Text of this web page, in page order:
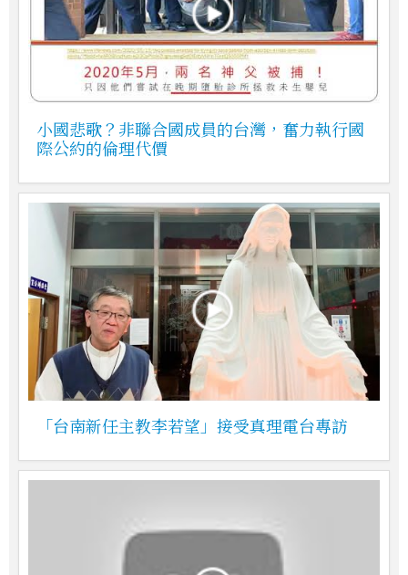
小國悲歌？非聯合國成員的台灣，奮力執行國
際公約的倫理代價
「台南新任主教李若望」接受真理電台專訪